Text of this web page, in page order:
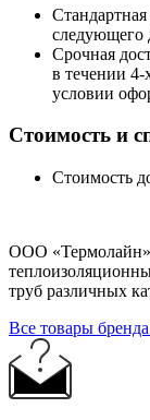
Стандартная
следующего
Срочная
в течении 4-
условии
Стоимость и
Стоимость
ООО «Термолайн»
труб различных
Все товары